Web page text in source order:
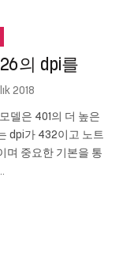
의 dpi를
2018
델은 401의 더 높은
dpi가 432이고 노트
며 중요한 기본을 통